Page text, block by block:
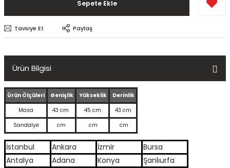
Sepete Ekle
Tavsiye Et Paylaş
Ürün Bilgisi
Ürün Ölçüleri Genişlik Yükseklik
Derinlik
Masa
43 cm 45 cm
43 cm
Sandalye
cm cm cm
İstanbul Ankara İzmir
Bursa
Antalya
Adana Konya
Şanlıurfa